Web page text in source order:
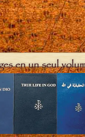
en un seul